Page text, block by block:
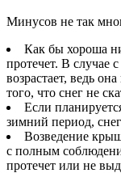
Минусов не так
Как бы хороша
протечет. В случае
возрастает, ведь
того, что снег не
Если
зимний период,
Возведение
с полным
протечет или не